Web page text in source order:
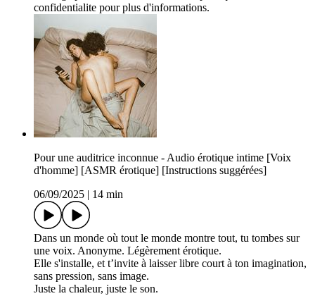
confidentialite pour plus d'informations.
Pour une auditrice inconnue - Audio érotique intime [Voix
d'homme] [ASMR érotique] [Instructions suggérées]
06/09/2025
14 min
Dans un monde où tout le monde montre tout, tu tombes sur
une voix. Anonyme. Légèrement érotique.
Elle s'installe, et t’invite à laisser libre court à ton imagination,
sans pression, sans image.
Juste la chaleur, juste le son.